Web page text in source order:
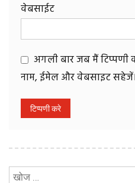
वेबसाईट
अगली बार जब मैं टिप्पणी
नाम, ईमेल और वेबसाइट सहेजें।